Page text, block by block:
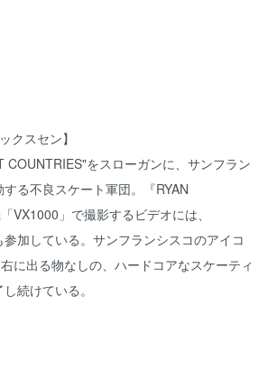
クスセン】
COUNTRIES"をスローガンに、サンフラン
る不良スケート軍団。『RYAN
VX1000」で撮影するビデオには、
加している。サンフランシスコのアイコ
に出る物なしの、ハードコアなスケーティ
続けている。